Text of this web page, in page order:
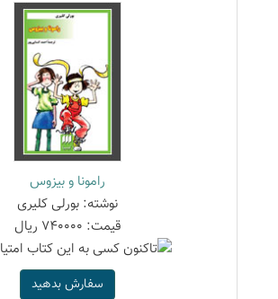
رامونا و بیزوس
نوشته: بورلی کلیری
قیمت: 740000 ریال
سفارش بدهید